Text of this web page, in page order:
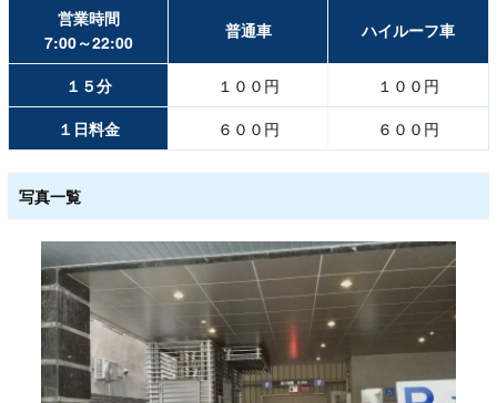
営業時間
7:00～22:00
普通車 ハイルーフ車
１５分 １００円
１００円
１日料金
６００円 ６００円
写真一覧